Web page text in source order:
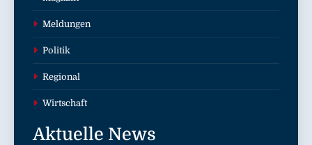
Meldungen
Politik
Regional
Wirtschaft
Aktuelle News